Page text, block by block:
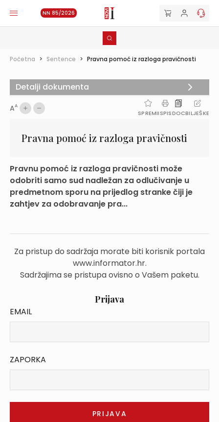
NN 85/2026
Početna > Sentence > Pravna pomoć iz razloga pravičnosti
AA
SPREMIISPISDOCBILJEŠKE
Pravna pomoć iz razloga pravičnosti
Pravnu pomoć iz razloga pravičnosti može
odobriti samo sud nadležan za odlučivanje u
predmetnom sporu na prijedlog stranke čiji je
zahtjev za odobravanje pra...
Za pristup do sadržaja morate biti korisnik portala
www.informator.hr.
Sadržajima se pristupa ovisno o Vašem paketu.
Prijava
EMAIL
ZAPORKA
Detalji dokumenta